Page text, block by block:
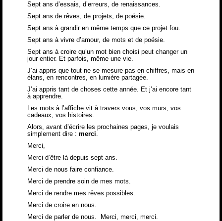
Sept ans d’essais, d’erreurs, de renaissances.
Sept ans de rêves, de projets, de poésie.
Sept ans à grandir en même temps que ce projet fou.
Sept ans à vivre d’amour, de mots et de poésie.
Sept ans à croire qu’un mot bien choisi peut changer un
jour entier. Et parfois, même une vie.
J’ai appris que tout ne se mesure pas en chiffres, mais en
élans, en rencontres, en lumière partagée.
J’ai appris tant de choses cette année. Et j’ai encore tant
à apprendre.
Les mots à l’affiche vit à travers vous, vos murs, vos
cadeaux, vos histoires.
Alors, avant d’écrire les prochaines pages, je voulais
simplement dire : merci.
Merci,
Merci d’être là depuis sept ans.
Merci de nous faire confiance.
Merci de prendre soin de mes mots.
Merci de rendre mes rêves possibles.
Merci de croire en nous.
Merci de parler de nous. Merci, merci, merci.